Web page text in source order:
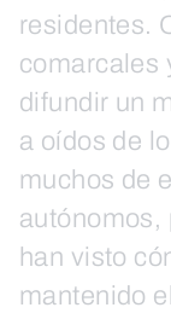
residentes.
comarcales
difundir un
a oídos de
muchos de
autónomos,
han visto
mantenido